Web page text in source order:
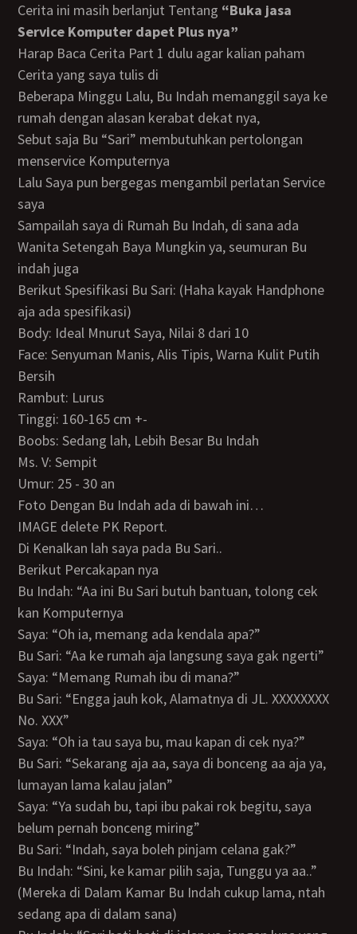
Cerita ini masih berlanjut Tentang “Buka jasa
Service Komputer dapet Plus nya”
Harap Baca Cerita Part 1 dulu agar kalian paham
Cerita yang saya tulis di
Beberapa Minggu Lalu, Bu Indah memanggil saya ke
rumah dengan alasan kerabat dekat nya,
sebut saja Bu “Sari” membutuhkan pertolongan
menservice Komputernya
Lalu Saya pun bergegas mengambil perlatan Service
saya
Sampailah saya di Rumah Bu Indah, di sana ada
Wanita Setengah Baya Mungkin ya, seumuran Bu
indah juga
Berikut Spesifikasi Bu Sari: (Haha kayak Handphone
aja ada spesifikasi)
Body: Ideal Mnurut Saya, Nilai 8 dari 10
Face: Senyuman Manis, Alis Tipis, Warna Kulit Putih
Bersih
Rambut: Lurus
Tinggi: 160-165 cm +-
Boobs: Sedang lah, Lebih Besar Bu Indah
Ms. V: Sempit
Umur: 25 - 30 an
Foto Dengan Bu Indah ada di bawah ini…
iMAGE delete PK Report.
Di Kenalkan lah saya pada Bu Sari..
Berikut Percakapan nya
Bu Indah: “Aa ini Bu Sari butuh bantuan, tolong cek
kan Komputernya
Saya: “Oh ia, memang ada kendala apa?”
Bu Sari: “Aa ke rumah aja langsung saya gak ngerti”
Saya: “Memang Rumah ibu di mana?”
Bu Sari: “Engga jauh kok, Alamatnya di JL. XXXXXXXX
No. XXX”
Saya: “Oh ia tau saya bu, mau kapan di cek nya?”
Bu Sari: “Sekarang aja aa, saya di bonceng aa aja ya,
lumayan lama kalau jalan”
Saya: “Ya sudah bu, tapi ibu pakai rok begitu, saya
belum pernah bonceng miring”
Bu Sari: “Indah, saya boleh pinjam celana gak?”
Bu Indah: “Sini, ke kamar pilih saja, Tunggu ya aa..”
(Mereka di Dalam Kamar Bu Indah cukup lama, ntah
sedang apa di dalam sana)